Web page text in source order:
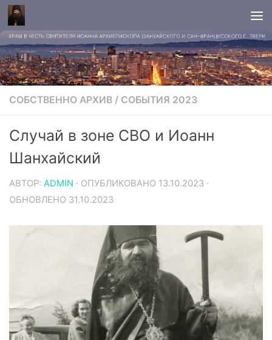
СОБСТВЕННО АРХИВ / СОБЫТИЯ 2023
Случай в зоне СВО и Иоанн
Шанхайский
АВТОР: ADMIN · ОПУБЛИКОВАНО 13.10.2023 ·
ОБНОВЛЕНО 31.10.2023